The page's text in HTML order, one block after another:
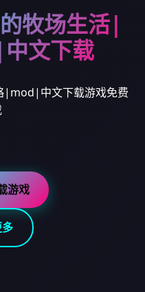
牧场生活|
文下载
|mod|中文下载游戏免费
游戏